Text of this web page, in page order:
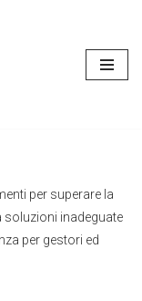
per superare la
soluzioni inadeguate
per gestori ed